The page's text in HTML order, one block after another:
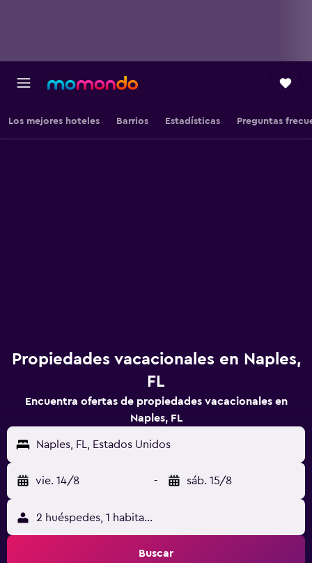
Los mejores hoteles Barrios Estadísticas Preguntas
Propiedades vacacionales en Naples,
FL
Encuentra ofertas de propiedades vacacionales en
Naples, FL
Naples, FL, Estados Unidos
vie. 14/8 - sáb. 15/8
2 huéspedes, 1 habitación
Buscar